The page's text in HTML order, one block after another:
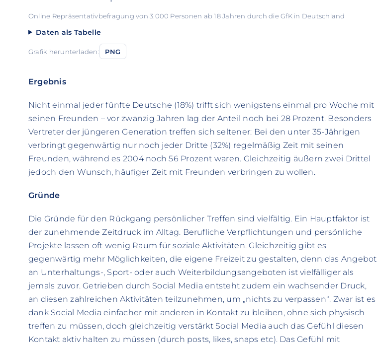
Online Repräsentativbefragung von 3.000 Personen ab 18 Jahren durch die GfK in Deutschland
Daten als Tabelle
Grafik herunterladen: PNG
Ergebnis
Nicht einmal jeder fünfte Deutsche (18%) trifft sich wenigstens einmal pro Woche mit
seinen Freunden – vor zwanzig Jahren lag der Anteil noch bei 28 Prozent. Besonders
Vertreter der jüngeren Generation treffen sich seltener: Bei den unter 35-Jährigen
verbringt gegenwärtig nur noch jeder Dritte (32%) regelmäßig Zeit mit seinen
Freunden, während es 2004 noch 56 Prozent waren. Gleichzeitig äußern zwei Drittel
jedoch den Wunsch, häufiger Zeit mit Freunden verbringen zu wollen.
Gründe
Die Gründe für den Rückgang persönlicher Treffen sind vielfältig. Ein Hauptfaktor ist
der zunehmende Zeitdruck im Alltag. Berufliche Verpflichtungen und persönliche
Projekte lassen oft wenig Raum für soziale Aktivitäten. Gleichzeitig gibt es
gegenwärtig mehr Möglichkeiten, die eigene Freizeit zu gestalten, denn das Angebot
an Unterhaltungs-, Sport- oder auch Weiterbildungsangeboten ist vielfälliger als
jemals zuvor. Getrieben durch Social Media entsteht zudem ein wachsender Druck,
an diesen zahlreichen Aktivitäten teilzunehmen, um „nichts zu verpassen“. Zwar ist es
dank Social Media einfacher mit anderen in Kontakt zu bleiben, ohne sich physisch
treffen zu müssen, doch gleichzeitig verstärkt Social Media auch das Gefühl diesen
Kontakt aktiv halten zu müssen (durch posts, likes, snaps etc). Das Gefühl mit